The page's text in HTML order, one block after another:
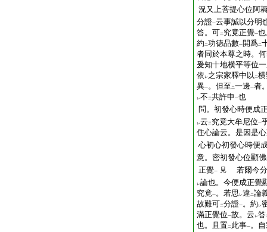
況又上菩提心位阿
分證一云事誠以分明
答。可二 究竟正覺一
約 二功徳品數一開爲二
者同於本尊之時。
爰知十地横平等位
依 レ之宗家釋中以 二
異一。但至 二一邊一者
レ不 二共許申 一也
問。初發心時便成
レ云 二 究竟大牟尼位一
住心論云。是因是
心初心初發心時便
意。密初發心位顯
正覺一 見 若爾今
レ論也。今便成正覺
究竟一。若思 レ違 二論
故難可二分證一。約 レ
滿正覺位一故。云 レ答
也。且置二 此事一。